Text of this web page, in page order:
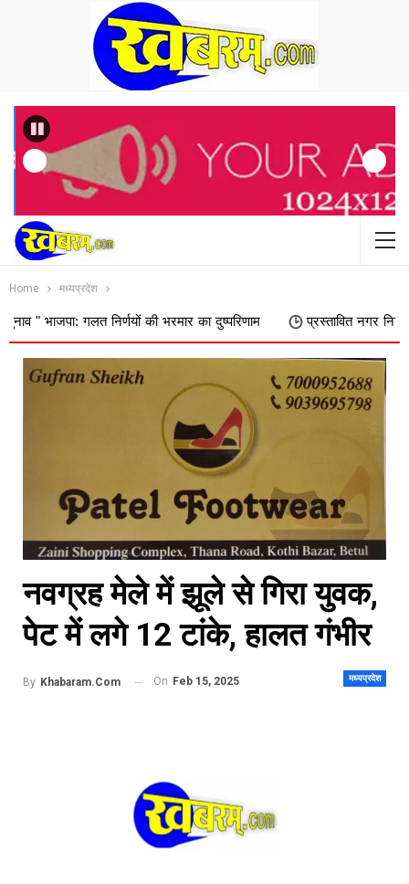
Previous
Home मध्यप्रदेश
निर्णयों की भरमार का दुष्परिणाम प्रस्तावित नगर निगम में शामिल
नवग्रह मेले में झूले से गिरा युवक,
पेट में लगे 12 टांके, हालत गंभीर
मध्यप्रदेश
By Khabaram.Com On Feb 15, 2025